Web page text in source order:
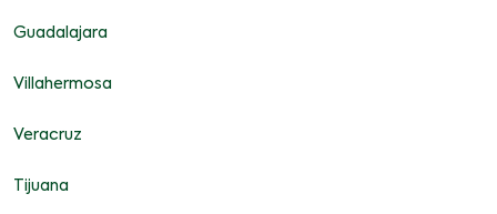
Guadalajara
Villahermosa
Veracruz
Tijuana